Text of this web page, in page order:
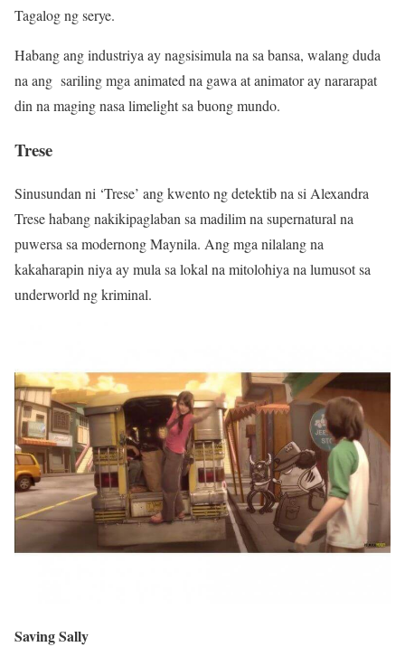
Tagalog ng serye.
Habang ang industriya ay nagsisimula na sa bansa, walang duda
na ang sariling mga animated na gawa at animator ay nararapat
din na maging nasa limelight sa buong mundo.
Trese
Sinusundan ni ‘Trese’ ang kwento ng detektib na si Alexandra
Trese habang nakikipaglaban sa madilim na supernatural na
puwersa sa modernong Maynila. Ang mga nilalang na
kakaharapin niya ay mula sa lokal na mitolohiya na lumusot sa
underworld ng kriminal.
Saving Sally